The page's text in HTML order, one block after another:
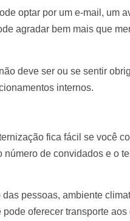
optar por um e-mail, um
agradar bem mais que
deve ser ou se sentir
internos.
fica fácil se você
de convidados e o
pessoas, ambiente
oferecer transporte